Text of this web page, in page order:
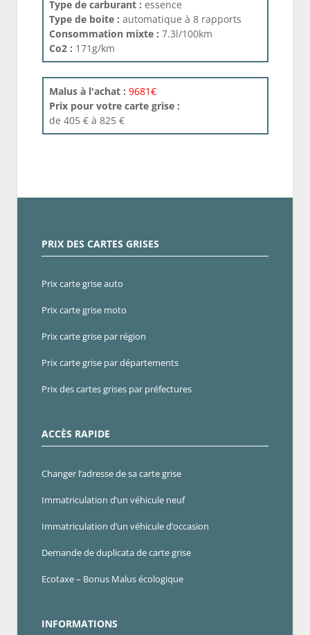
Type de carburant : essence
Type de boite : automatique à 8 rapports
Consommation mixte : 7.3l/100km
Co2 : 171g/km
Malus à l'achat : 9681€
Prix pour votre carte grise :
de 405 € à 825 €
PRIX DES CARTES GRISES
Prix carte grise auto
Prix carte grise moto
Prix carte grise par région
Prix carte grise par départements
Prix des cartes grises par préfectures
ACCÈS RAPIDE
Changer l’adresse de sa carte grise
Immatriculation d’un véhicule neuf
Immatriculation d’un véhicule d’occasion
Demande de duplicata de carte grise
Ecotaxe – Bonus Malus écologique
INFORMATIONS